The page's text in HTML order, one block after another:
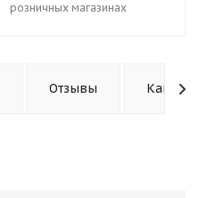
розничных магазинах
Отзывы Как